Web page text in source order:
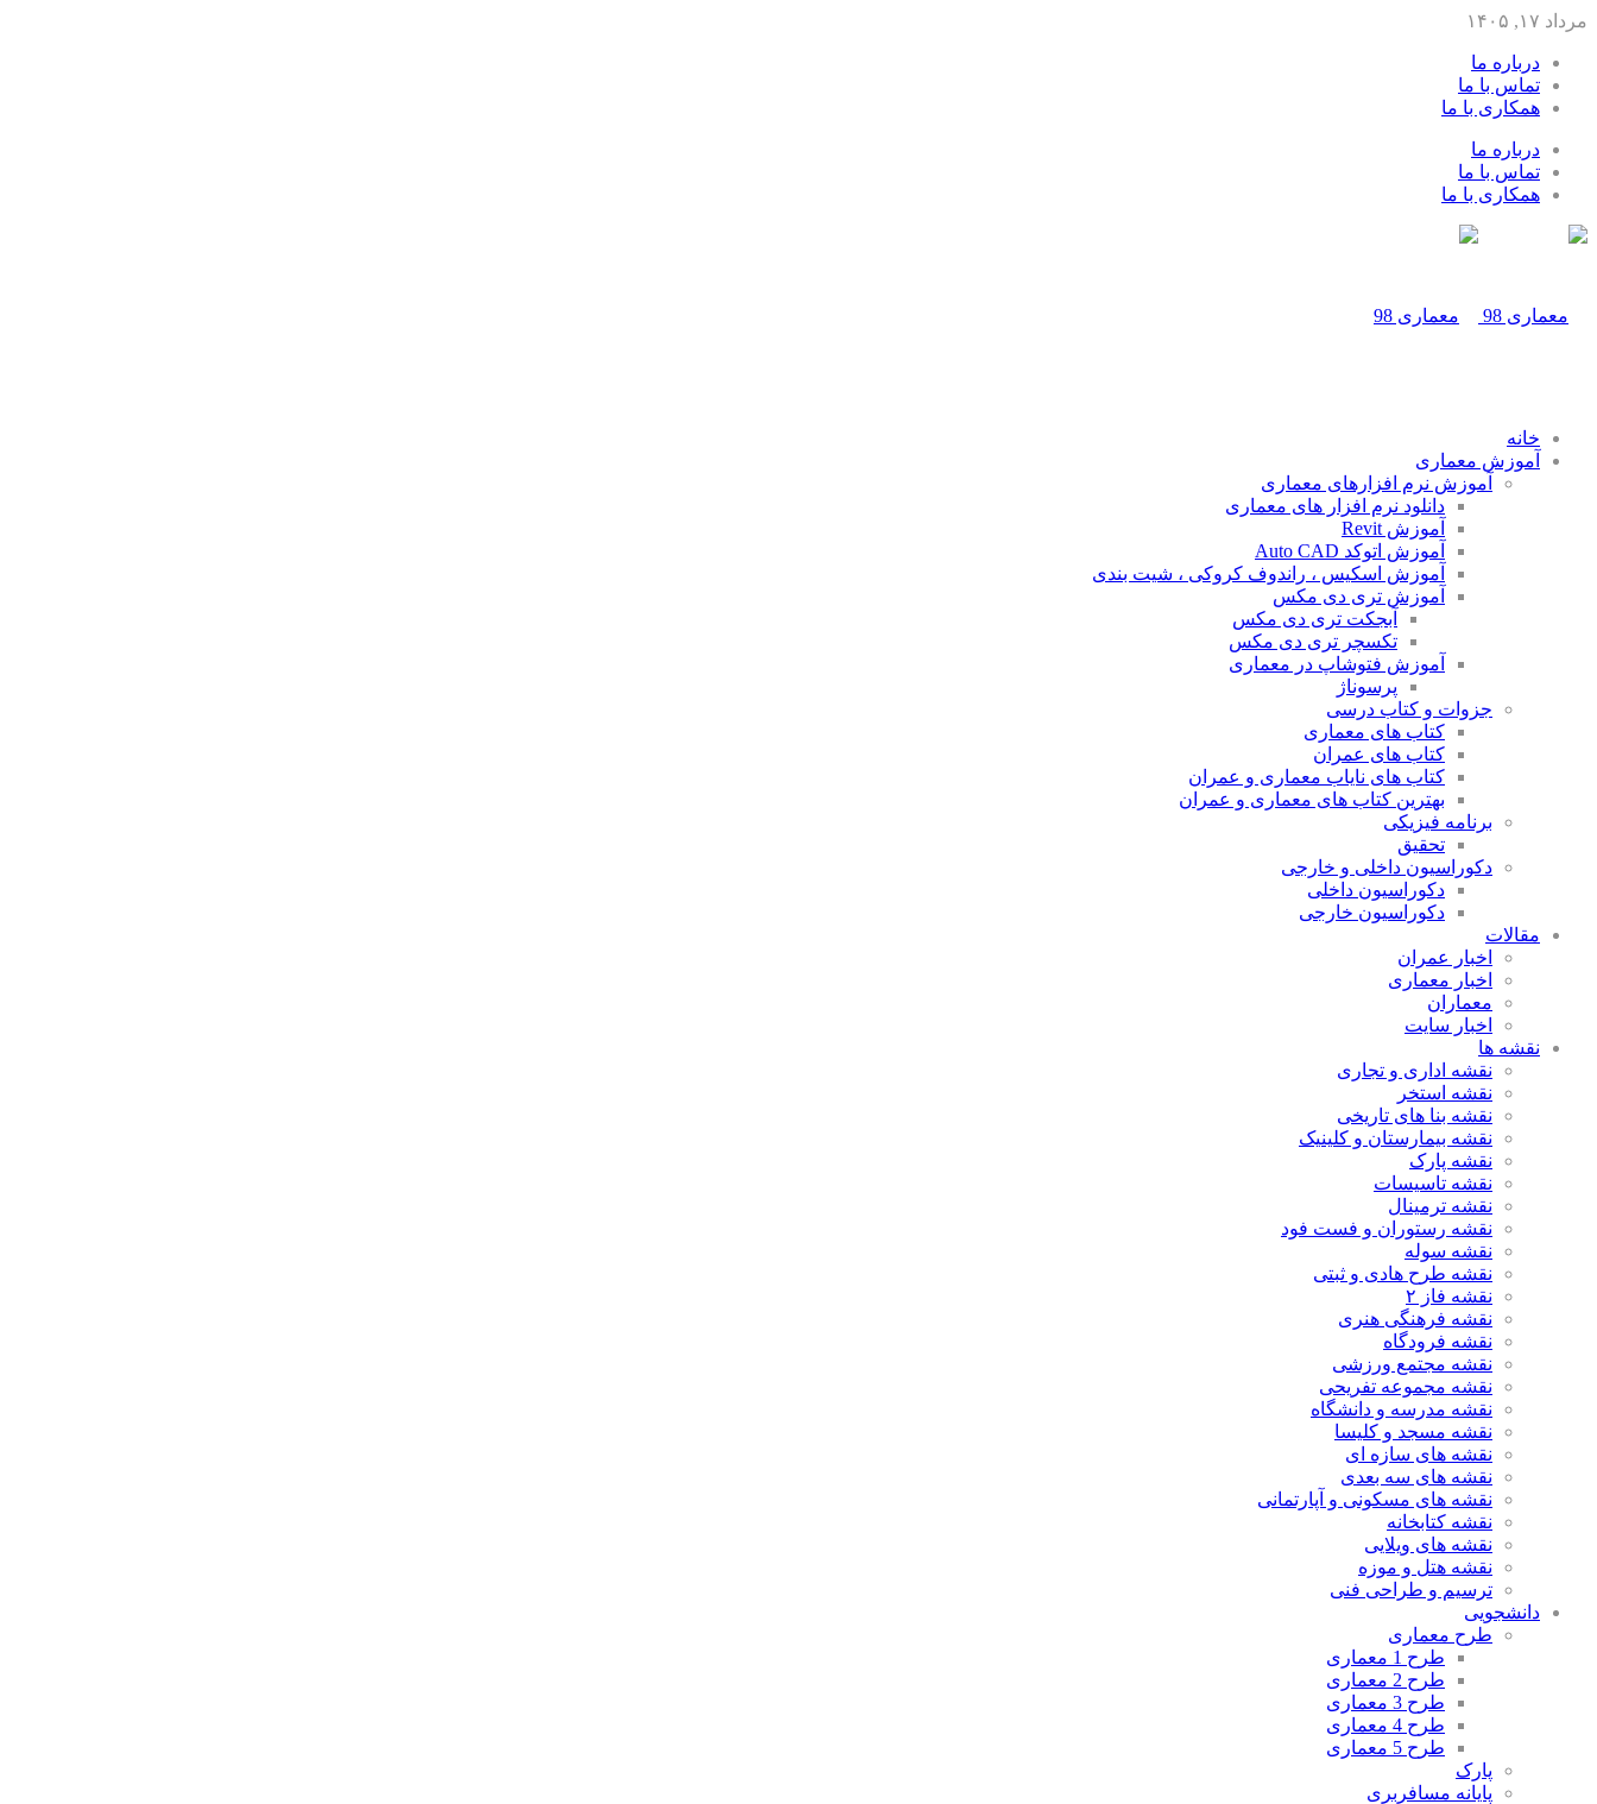
مرداد ۱۷, ۱۴۰۵
درباره ما
تماس با ما
همکاری با ما
درباره ما
تماس با ما
همکاری با ما
خانه
آموزش معماری
آموزش نرم افزارهای معماری
دانلود نرم افزار های معماری
آموزش Revit
آموزش اتوکد Auto CAD
آموزش اسکیس ، راندوف کروکی ، شیت بندی
آموزش تری دی مکس
آبجکت تری دی مکس
تکسچر تری دی مکس
آموزش فتوشاپ در معماری
پرسوناژ
جزوات و کتاب درسی
کتاب های معماری
کتاب های عمران
کتاب های نایاب معماری و عمران
بهترین کتاب های معماری و عمران
برنامه فیزیکی
تحقیق
دکوراسیون داخلی و خارجی
دکوراسیون داخلی
دکوراسیون خارجی
مقالات
اخبار عمران
اخبار معماری
معماران
اخبار سایت
نقشه ها
نقشه اداری و تجاری
نقشه استخر
نقشه بنا های تاریخی
نقشه بیمارستان و کلینیک
نقشه پارک
نقشه تاسیسات
نقشه ترمینال
نقشه رستوران و فست فود
نقشه سوله
نقشه طرح هادی و ثبتی
نقشه فاز ۲
نقشه فرهنگی هنری
نقشه فرودگاه
نقشه مجتمع ورزشی
نقشه مجموعه تفریحی
نقشه مدرسه و دانشگاه
نقشه مسجد و کلیسا
نقشه های سازه ای
نقشه های سه بعدی
نقشه های مسکونی و آپارتمانی
نقشه کتابخانه
نقشه های ویلایی
نقشه هتل و موزه
ترسیم و طراحی فنی
دانشجویی
طرح معماری
طرح 1 معماری
طرح 2 معماری
طرح 3 معماری
طرح 4 معماری
طرح 5 معماری
پارک
پایانه مسافربری